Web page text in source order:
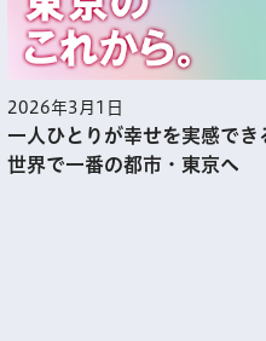
2026年3月1日
一人ひとりが幸せを実感で
世界で一番の都市・東京へ